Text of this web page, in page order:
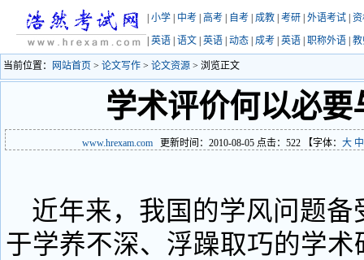
小学 中考 高考 自考 成教 考研 外语考试
英语 语文 英语 动态 成考 英语 职称外语
当前位置： 网站首页 > 论文写作 > 论文资源 > 浏览正文
学术评价何以必要
www.hrexam.com 更新时间：2010-08-05 点击： 522 【字体： 大 中
近年来，我国的学风问题备
于学养不深、浮躁取巧的学